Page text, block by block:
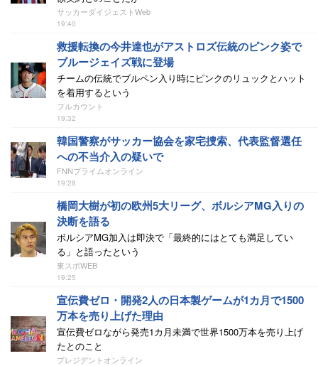
サッカーダイジェストWeb
19:40
救援転換の今井達也がアストロズ伝統のピンク姿で
ブルージェイズ戦に登場
チームの伝統でブルペン入り時にピンクのリュックとハット
を着用するという
フルカウント
19:32
韓国警察がサッカー協会を家宅捜索、代表監督選任
への不当介入の疑いで
FNNプライムオンライン
19:28
橋岡大樹が初の欧州5大リーグ、ボルシアMG入りの
決断を語る
ボルシアMG加入は即決で「最終的にはとても満足してい
る」と語ったという
東スポWEB
19:25
宣伝費ゼロ・開発2人の日本製ゲームが1カ月で1500
万本を売り上げた理由
宣伝費ゼロながら発売1カ月未満で世界1500万本を売り上げ
たとのこと
プレジデントオンライン